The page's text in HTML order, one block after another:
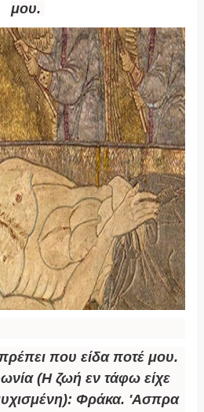
μου.
που είδα ποτέ μου.
(Η ζωή εν τάφω είχε
Φράκα. 'Ασπρα